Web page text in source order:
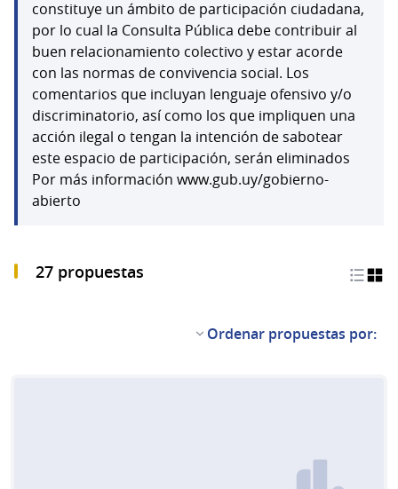
constituye un ámbito de participación ciudadana,
por lo cual la Consulta Pública debe contribuir al
buen relacionamiento colectivo y estar acorde
con las normas de convivencia social. Los
comentarios que incluyan lenguaje ofensivo y/o
discriminatorio, así como los que impliquen una
acción ilegal o tengan la intención de sabotear
este espacio de participación, serán eliminados
Por más información www.gub.uy/gobierno-
abierto
27 propuestas
Ordenar propuestas por: